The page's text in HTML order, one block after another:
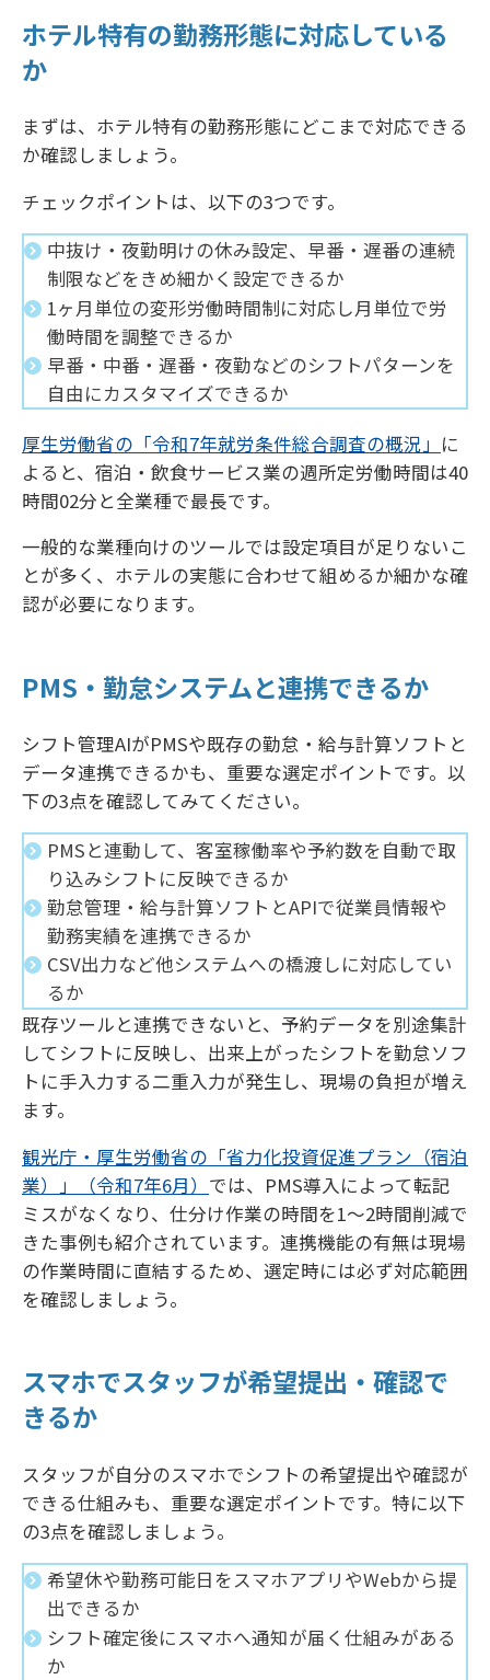
ホテル特有の勤務形態に対応している
か
まずは、ホテル特有の勤務形態にどこまで対応できる
か確認しましょう。
チェックポイントは、以下の3つです。
中抜け・夜勤明けの休み設定、早番・遅番の連続
制限などをきめ細かく設定できるか
1ヶ月単位の変形労働時間制に対応し月単位で労
働時間を調整できるか
早番・中番・遅番・夜勤などのシフトパターンを
自由にカスタマイズできるか
厚生労働省の「令和7年就労条件総合調査の概況」 に
よると、宿泊・飲食サービス業の週所定労働時間は40
時間02分と全業種で最長です。
一般的な業種向けのツールでは設定項目が足りないこ
とが多く、ホテルの実態に合わせて組めるか細かな確
認が必要になります。
PMS・勤怠システムと連携できるか
シフト管理AIがPMSや既存の勤怠・給与計算ソフトと
データ連携できるかも、重要な選定ポイントです。以
下の3点を確認してみてください。
PMSと連動して、客室稼働率や予約数を自動で取
り込みシフトに反映できるか
勤怠管理・給与計算ソフトとAPIで従業員情報や
勤務実績を連携できるか
CSV出力など他システムへの橋渡しに対応してい
るか
既存ツールと連携できないと、予約データを別途集計
してシフトに反映し、出来上がったシフトを勤怠ソフ
トに手入力する二重入力が発生し、現場の負担が増え
ます。
観光庁・厚生労働省の「省力化投資促進プラン（宿泊
業）」（令和7年6月） では、PMS導入によって転記
ミスがなくなり、仕分け作業の時間を1〜2時間削減で
きた事例も紹介されています。連携機能の有無は現場
の作業時間に直結するため、選定時には必ず対応範囲
を確認しましょう。
スマホでスタッフが希望提出・確認で
きるか
スタッフが自分のスマホでシフトの希望提出や確認が
できる仕組みも、重要な選定ポイントです。特に以下
の3点を確認しましょう。
希望休や勤務可能日をスマホアプリやWebから提
出できるか
シフト確定後にスマホへ通知が届く仕組みがある
か